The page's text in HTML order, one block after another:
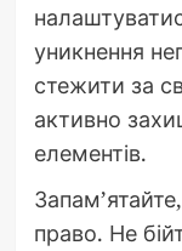
уникнення
стежити за
активно
елементів.
право. Не